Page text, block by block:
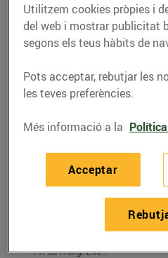
RECEPTES
Llom de
amb
formatge de
ceba
11/de maig/2021
Utilitzem cookies pròpies i
del web i mostrar publicitat
segons els teus hàbits de
Pots acceptar, rebutjar les
les teves preferències.
Més informació a la
Acceptar